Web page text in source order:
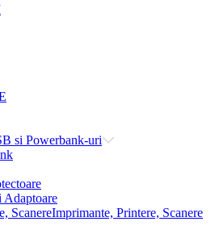
si Powerbank-uri
Adaptoare
Imprimante, Printere, Scanere